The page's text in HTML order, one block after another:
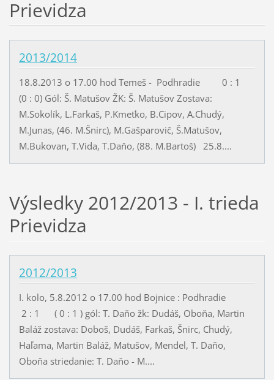
Prievidza
2013/2014
18.8.2013 o 17.00 hod Temeš - Podhradie 0 : 1
(0 : 0) Gól: Š. Matušov ŽK: Š. Matušov Zostava:
M.Sokolík, L.Farkaš, P.Kmeťko, B.Cipov, A.Chudý,
M.Junas, (46. M.Šnirc), M.Gašparovič, Š.Matušov,
M.Bukovan, T.Vida, T.Daňo, (88. M.Bartoš) 25.8....
Výsledky 2012/2013 - I. trieda
Prievidza
2012/2013
I. kolo, 5.8.2012 o 17.00 hod Bojnice : Podhradie
2 : 1 ( 0 : 1 ) gól: T. Daňo žk: Dudáš, Oboňa, Martin
Baláž zostava: Doboš, Dudáš, Farkaš, Šnirc, Chudý,
Haľama, Martin Baláž, Matušov, Mendel, T. Daňo,
Oboňa striedanie: T. Daňo - M....